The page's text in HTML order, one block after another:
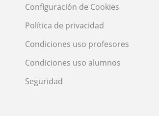
Configuración de Cookies
Política de privacidad
Condiciones uso profesores
Condiciones uso alumnos
Seguridad